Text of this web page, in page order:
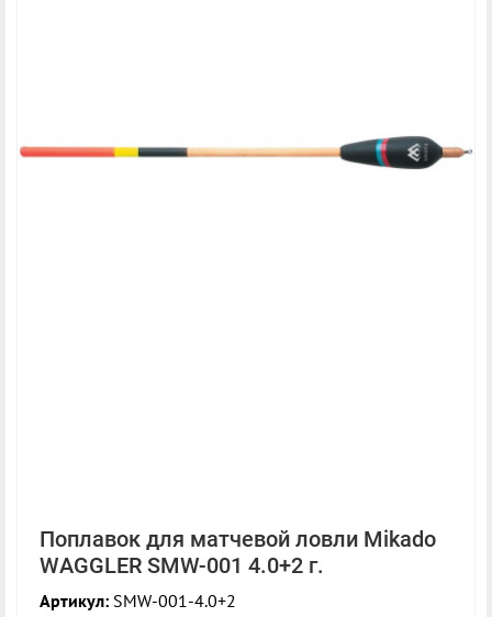
Поплавок для матчевой ловли Mikado
WAGGLER SMW-001 4.0+2 г.
Артикул: SMW-001-4.0+2